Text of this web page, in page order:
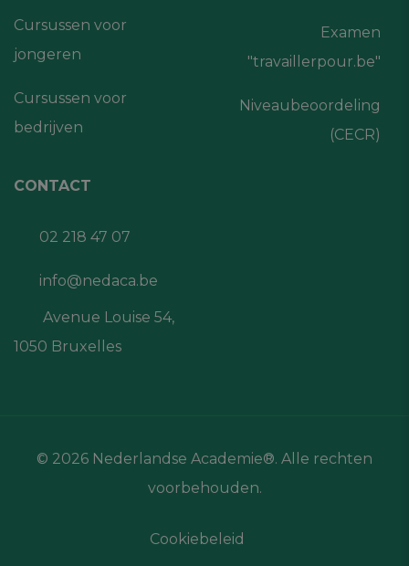
Cursussen voor
jongeren
Cursussen voor
bedrijven
Examen
"travaillerpour.be"
Niveaubeoordeling
(CECR)
CONTACT
02 218 47 07
info@nedaca.be
Avenue Louise 54,
1050 Bruxelles
© 2026 Nederlandse Academie®. Alle rechten
voorbehouden.
Cookiebeleid